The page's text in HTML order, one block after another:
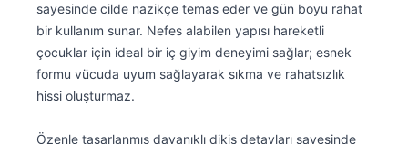
sayesinde cilde nazikçe temas eder ve gün boyu rahat
bir kullanım sunar. Nefes alabilen yapısı hareketli
çocuklar için ideal bir iç giyim deneyimi sağlar; esnek
formu vücuda uyum sağlayarak sıkma ve rahatsızlık
hissi oluşturmaz.
Özenle tasarlanmış dayanıklı dikiş detayları sayesinde